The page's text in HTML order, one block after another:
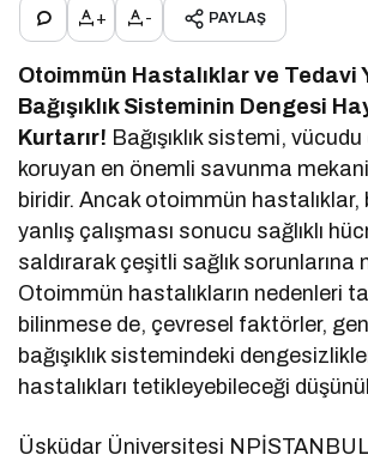
+ - PAYLAŞ
Otoimmün Hastalıklar ve Tedavi
Bağışıklık Sisteminin Dengesi
Kurtarır! Bağışıklık sistemi,
koruyan en önemli savunma
biridir. Ancak otoimmün
yanlış çalışması sonucu sağlıklı
saldırarak çeşitli sağlık sorunlarına
Otoimmün hastalıkların nedenleri
bilinmese de, çevresel faktörler,
bağışıklık sistemindeki
hastalıkları tetikleyebileceği
Üsküdar Üniversitesi